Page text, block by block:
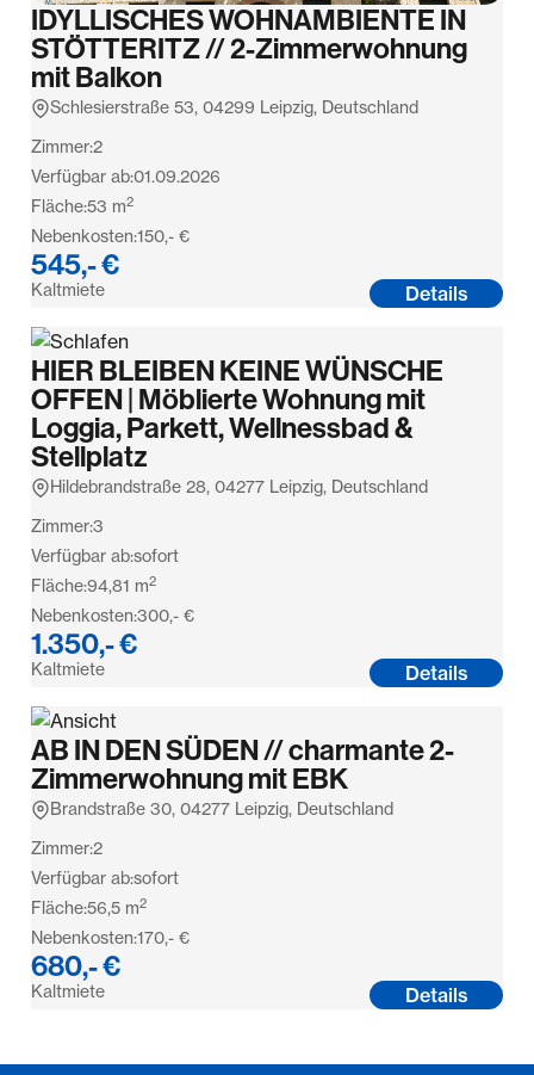
IDYLLISCHES WOHNAMBIENTE IN
STÖTTERITZ // 2-Zimmerwohnung
mit Balkon
Schlesierstraße 53, 04299 Leipzig, Deutschland
Zimmer:2
Verfügbar ab:01.09.2026
Fläche:53 m2
Nebenkosten:150,- €
545,- €
Kaltmiete Details
HIER BLEIBEN KEINE WÜNSCHE
OFFEN | Möblierte Wohnung mit
Loggia, Parkett, Wellnessbad &
Stellplatz
Hildebrandstraße 28, 04277 Leipzig, Deutschland
Zimmer:3
Verfügbar ab:sofort
Fläche:94,81 m2
Nebenkosten:300,- €
1.350,- €
Kaltmiete Details
AB IN DEN SÜDEN // charmante 2-
Zimmerwohnung mit EBK
Brandstraße 30, 04277 Leipzig, Deutschland
Zimmer:2
Verfügbar ab:sofort
Fläche:56,5 m2
Nebenkosten:170,- €
680,- €
Kaltmiete Details